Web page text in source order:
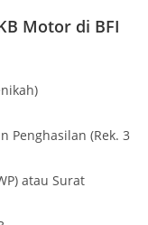
Motor di BFI
Penghasilan (Rek. 3
atau Surat